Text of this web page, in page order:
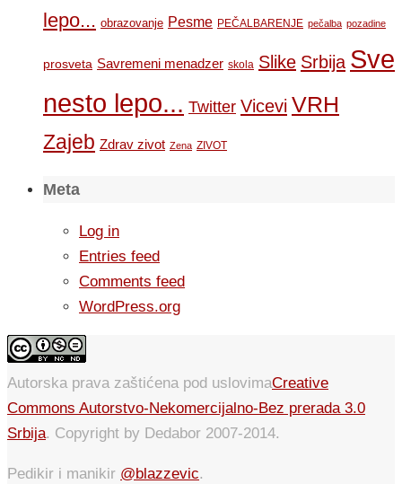
lepo... obrazovanje Pesme PEČALBARENJE pečalba pozadine
prosveta Savremeni menadzer skola Slike Srbija Sve
nesto lepo... Twitter Vicevi VRH
Zajeb Zdrav zivot Zena ZIVOT
Meta
Log in
Entries feed
Comments feed
WordPress.org
Autorska prava zaštićena pod uslovimaCreative
Commons Autorstvo-Nekomercijalno-Bez prerada 3.0
Srbija. Copyright by Dedabor 2007-2014.
Pedikir i manikir @blazzevic.